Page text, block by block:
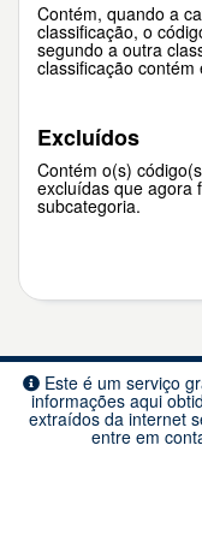
Contém, quando a
classificação, o
segundo a outra
classificação contém
Excluídos
Contém o(s)
excluídas que agora
subcategoria.
Este é um serviço
informações aqui
extraídos da internet
entre em